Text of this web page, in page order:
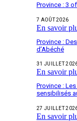
Province : 3
7 AOÛT 2026
En savoir
Province :
d’Abéché
31 JUILLET
En savoir
Province :
sensibilisés
27 JUILLET
En savoir